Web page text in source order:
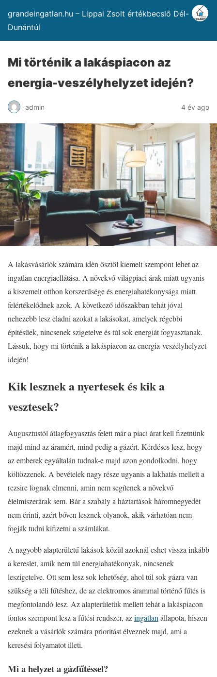
grandeingatlan.hu – Lippai Zsolt értékbecslő Dél-
Dunántúl
Mi történik a lakáspiacon az
energia-veszélyhelyzet idején?
admin 4 év ago
A lakásvásárlók számára idén ősztől kiemelt szempont lehet az
ingatlan energiaellátása. A növekvő világpiaci árak miatt ugyanis
a kiszemelt otthon korszerűsége és energiahatékonysága miatt
felértékelődnek azok. A következő időszakban tehát jóval
nehezebb lesz eladni azokat a lakásokat, amelyek régebbi
építésűek, nincsenek szigetelve és túl sok energiát fogyasztanak.
Lássuk, hogy mi történik a lakáspiacon az energia-veszélyhelyzet
idején!
Kik lesznek a nyertesek és kik a
vesztesek?
Augusztustól átlagfogyasztás felett már a piaci árat kell fizetnünk
majd mind az áramért, mind pedig a gázért. Kérdéses lesz, hogy
az emberek egyáltalán tudnak-e majd azon gondolkodni, hogy
költözzenek. A bevételek nagy része ugyanis a lakhatás mellett a
rezsire fognak elmenni, amin nem segítenek a növekvő
élelmiszerárak sem. Bár a szabály a háztartások háromnegyedét
nem érinti, azért bőven lesznek olyanok, akik várhatóan nem
fogják tudni kifizetni a számlákat.
A nagyobb alapterületű lakások közül azoknál eshet vissza inkább
a kereslet, amik nem túl energiahatékonyak, nincsenek
leszigetelve. Ott sem lesz sok lehetőség, ahol túl sok gázra van
szükség a téli fűtéshez, de az elektromos árammal történő fűtés is
megfontolandó lesz. Az alapterületük mellett tehát a lakáspiacon
fontos szempont lesz a fűtési rendszer, azingatlan állapota, hiszen
ezeknek a vásárlók számára prioritást élveznek majd, ami a
keresési folyamatot illeti.
Mi a helyzet a gázfűtéssel?